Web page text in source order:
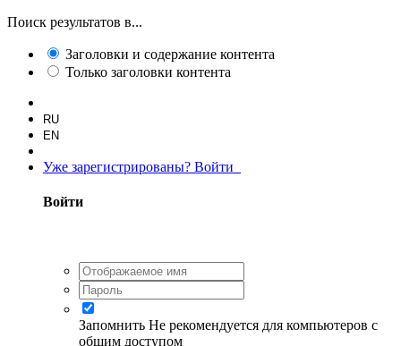
Поиск результатов в...
Заголовки и содержание контента
Только заголовки контента
RU
EN
Уже зарегистрированы? Войти
Войти
Запомнить Не рекомендуется для компьютеров с
общим доступом